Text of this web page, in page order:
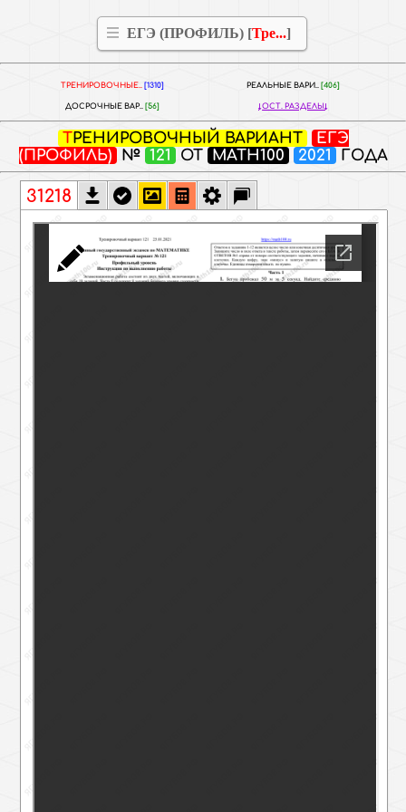
ЕГЭ (ПРОФИЛЬ) [Тре...]
ТРЕНИРОВОЧНЫЕ.. [1310] РЕАЛЬНЫЕ ВАРИ.. [406]
ДОСРОЧНЫЕ ВАР.. [56] ОСТ. РАЗДЕЛЫ
ТРЕНИРОВОЧНЫЙ ВАРИАНТ
ЕГЭ
(ПРОФИЛЬ) № 121 ОТ MATH100 2021 ГОДА
31218